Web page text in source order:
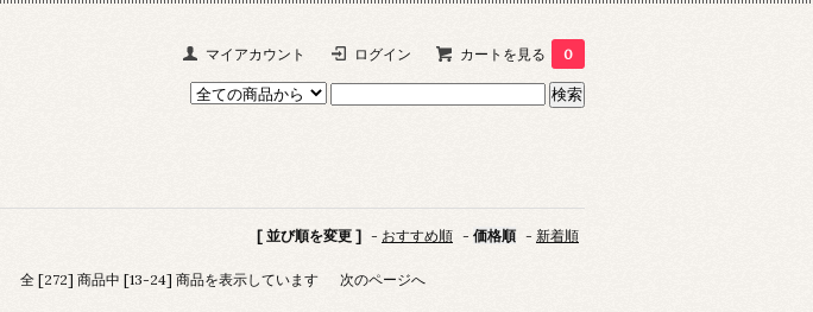
マイアカウント ログイン カートを見る 0
[ 並び順を変更 ] - おすすめ順 - 価格順 - 新着順
全 [272] 商品中 [13-24] 商品を表示しています 次のページへ